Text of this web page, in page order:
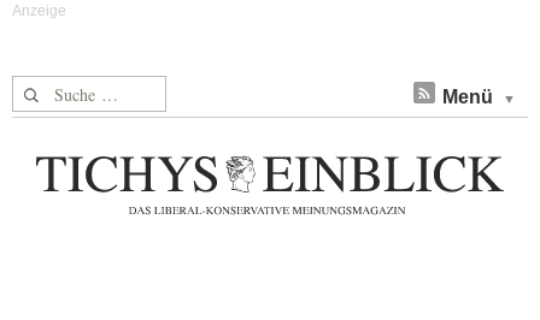
Suche nach: Menü